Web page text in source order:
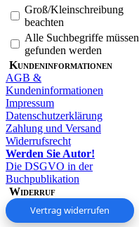
Groß/Kleinschreibung
beachten
Alle Suchbegriffe müssen
gefunden werden
Kundeninformationen
AGB &
Kundeninformationen
Impressum
Datenschutzerklärung
Zahlung und Versand
Widerrufsrecht
Werden Sie Autor!
Die DSGVO in der
Buchpublikation
Widerruf
Vertrag widerrufen